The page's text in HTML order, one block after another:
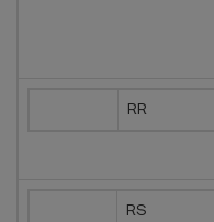
RR
RS